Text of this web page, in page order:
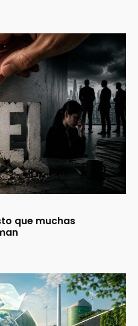
que muchas